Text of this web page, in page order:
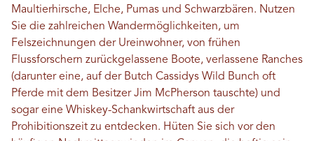
Maultierhirsche, Elche, Pumas und Schwarzbären. Nutzen
Sie die zahlreichen Wandermöglichkeiten, um
Felszeichnungen der Ureinwohner, von frühen
Flussforschern zurückgelassene Boote, verlassene Ranches
(darunter eine, auf der Butch Cassidys Wild Bunch oft
Pferde mit dem Besitzer Jim McPherson tauschte) und
sogar eine Whiskey-Schankwirtschaft aus der
Prohibitionszeit zu entdecken. Hüten Sie sich vor den